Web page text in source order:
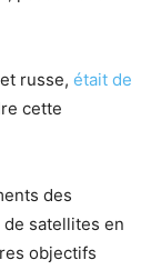
russe, était de
cette
des
de satellites en
objectifs